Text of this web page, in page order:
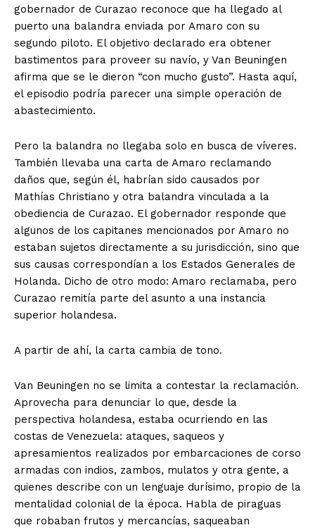
gobernador de Curazao reconoce que ha llegado al
puerto una balandra enviada por Amaro con su
segundo piloto. El objetivo declarado era obtener
bastimentos para proveer su navío, y Van Beuningen
afirma que se le dieron “con mucho gusto”. Hasta aquí,
el episodio podría parecer una simple operación de
abastecimiento.
Pero la balandra no llegaba solo en busca de víveres.
También llevaba una carta de Amaro reclamando
daños que, según él, habrían sido causados por
Mathías Christiano y otra balandra vinculada a la
obediencia de Curazao. El gobernador responde que
algunos de los capitanes mencionados por Amaro no
estaban sujetos directamente a su jurisdicción, sino que
sus causas correspondían a los Estados Generales de
Holanda. Dicho de otro modo: Amaro reclamaba, pero
Curazao remitía parte del asunto a una instancia
superior holandesa.
A partir de ahí, la carta cambia de tono.
Van Beuningen no se limita a contestar la reclamación.
Aprovecha para denunciar lo que, desde la
perspectiva holandesa, estaba ocurriendo en las
costas de Venezuela: ataques, saqueos y
apresamientos realizados por embarcaciones de corso
armadas con indios, zambos, mulatos y otra gente, a
quienes describe con un lenguaje durísimo, propio de la
mentalidad colonial de la época. Habla de piraguas
que robaban frutos y mercancías, saqueaban